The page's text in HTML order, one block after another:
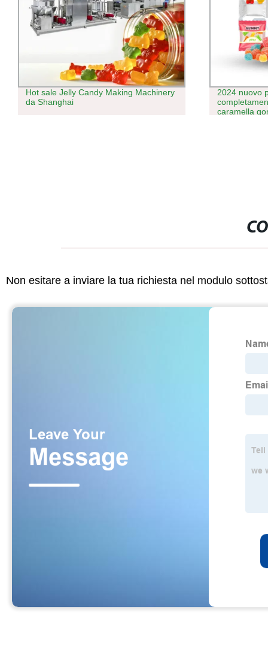
2024 nuovo prodotto Lom
completamente verticale automatico
Macchina
conteggio
caramella
Non esitare a inviare la tua richiesta nel modulo